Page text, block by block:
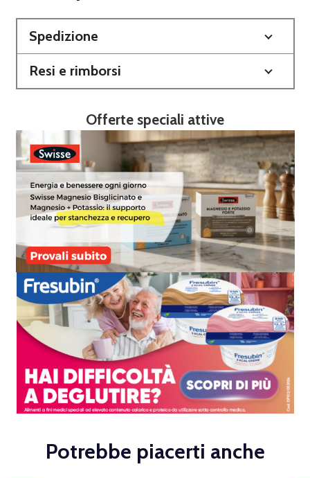
Spedizione
Resi e rimborsi
Offerte speciali attive
Potrebbe piacerti anche